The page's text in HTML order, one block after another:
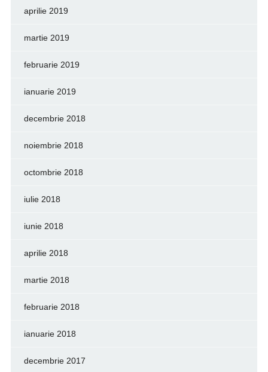
aprilie 2019
martie 2019
februarie 2019
ianuarie 2019
decembrie 2018
noiembrie 2018
octombrie 2018
iulie 2018
iunie 2018
aprilie 2018
martie 2018
februarie 2018
ianuarie 2018
decembrie 2017